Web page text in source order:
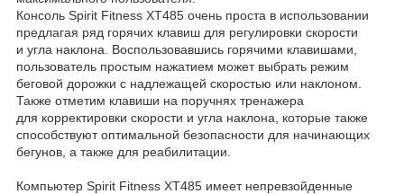
Консоль Spirit Fitness XT485 очень проста в использовании
предлагая ряд горячих клавиш для регулировки скорости
и угла наклона. Воспользовавшись горячими клавишами,
пользователь простым нажатием может выбрать режим
беговой дорожки с надлежащей скоростью или наклоном.
Также отметим клавиши на поручнях тренажера
для корректировки скорости и угла наклона, которые также
способствуют оптимальной безопасности для начинающих
бегунов, а также для реабилитации.
Компьютер Spirit Fitness XT485 имеет непревзойденные